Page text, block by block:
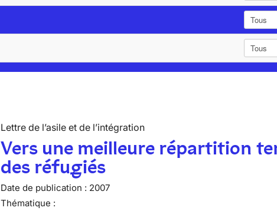
Lettre de l’asile et de l’intégration
Vers une meilleure répartition
des réfugiés
Date de publication : 2007
Thématique :